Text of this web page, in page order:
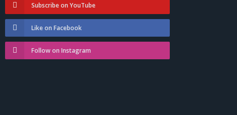
Subscribe on YouTube
Like on Facebook
Follow on Instagram